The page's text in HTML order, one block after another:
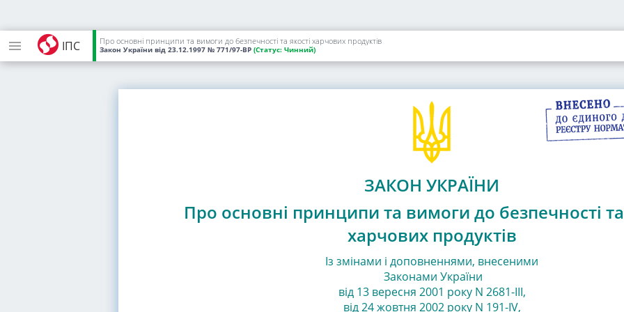
ІПС Про основні принципи та вимоги до безпечності та якості харчових продуктів
Закон України від 23.12.1997 № 771/97-ВР (Статус: Чинний)
ЗАКОН УКРАЇНИ
Про основні принципи та вимоги до безпечності та
харчових продуктів
Із змінами і доповненнями, внесеними
Законами України
від 13 вересня 2001 року N 2681-III,
від 24 жовтня 2002 року N 191-IV,